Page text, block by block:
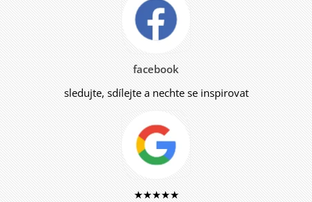
facebook
sledujte, sdílejte a nechte se inspirovat
★★★★★